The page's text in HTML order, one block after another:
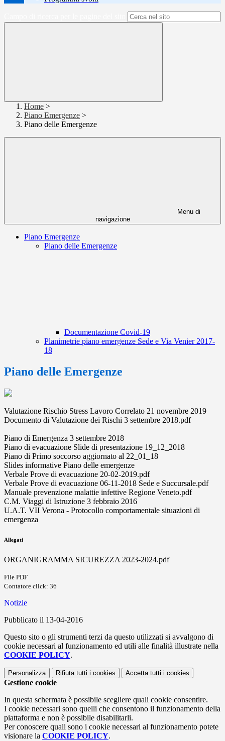
Home >
Piano Emergenze >
Piano delle Emergenze
Menu di
navigazione
Piano Emergenze
Piano delle Emergenze
Documentazione Covid-19
Planimetrie piano emergenze Sede e Via Venier 2017-
18
Piano delle Emergenze
Valutazione Rischio Stress Lavoro Correlato 21 novembre 2019
Documento di Valutazione dei Rischi 3 settembre 2018.pdf
Piano di Emergenza 3 settembre 2018
Piano di evacuazione Slide di presentazione 19_12_2018
Piano di Primo soccorso aggiornato al 22_01_18
Slides informative Piano delle emergenze
Verbale Prove di evacuazione 20-02-2019.pdf
Verbale Prove di evacuazione 06-11-2018 Sede e Succursale.pdf
Manuale prevenzione malattie infettive Regione Veneto.pdf
C.M. Viaggi di Istruzione 3 febbraio 2016
U.A.T. VII Verona - Protocollo comportamentale situazioni di
emergenza
Allegati
ORGANIGRAMMA SICUREZZA 2023-2024.pdf
File PDF
Contatore click: 36
Notizie
Pubblicato il 13-04-2016
Questo sito o gli strumenti terzi da questo utilizzati si avvalgono di
cookie necessari al funzionamento ed utili alle finalità illustrate nella
COOKIE POLICY.
Personalizza Rifiuta tutti i cookies Accetta tutti i cookies
Gestione cookie
In questa schermata è possibile scegliere quali cookie consentire.
I cookie necessari sono quelli che consentono il funzionamento della
piattaforma e non è possibile disabilitarli.
Per conoscere quali sono i cookie necessari al funzionamento potete
visionare la COOKIE POLICY.